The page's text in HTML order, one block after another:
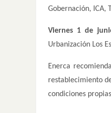
Gobernación, ICA,
Viernes 1 de
Urbanización Los
Enerca
restablecimiento
condiciones